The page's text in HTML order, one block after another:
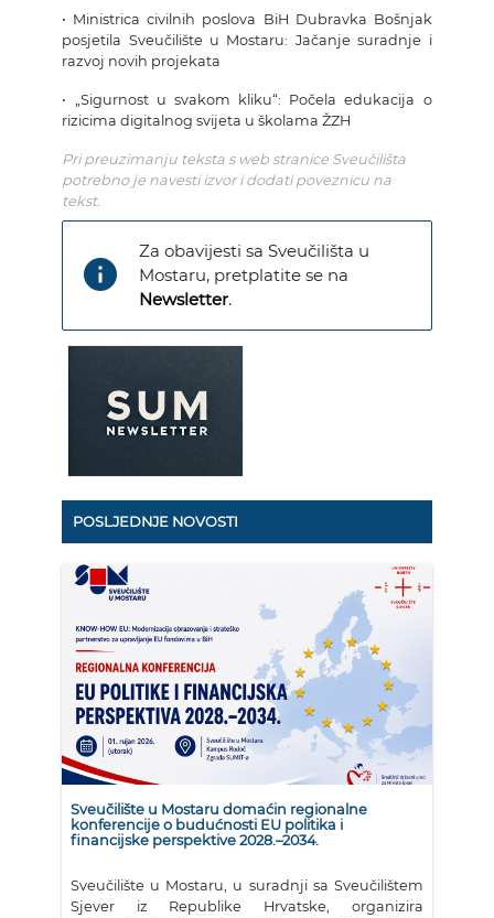
• Ministrica civilnih poslova BiH Dubravka Bošnjak
posjetila Sveučilište u Mostaru: Jačanje suradnje i
razvoj novih projekata
• „Sigurnost u svakom kliku“: Počela edukacija o
rizicima digitalnog svijeta u školama ŽZH
Pri preuzimanju teksta s web stranice Sveučilišta
potrebno je navesti izvor i dodati poveznicu na
tekst.
info
Za obavijesti sa Sveučilišta u
Mostaru, pretplatite se na
Newsletter.
POSLJEDNJE NOVOSTI
Sveučilište u Mostaru domaćin regionalne
konferencije o budućnosti EU politika i
financijske perspektive 2028.–2034.
Sveučilište u Mostaru, u suradnji sa Sveučilištem
Sjever iz Republike Hrvatske, organizira